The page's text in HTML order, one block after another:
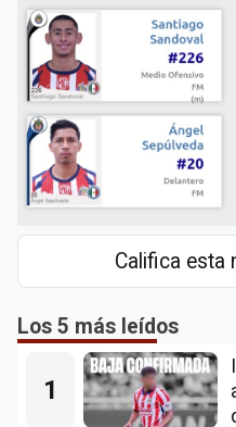
Califica esta
Los 5 más leídos
1